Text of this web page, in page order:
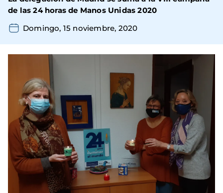
de las24 horas de Manos Unidas 2020
Domingo, 15 noviembre, 2020